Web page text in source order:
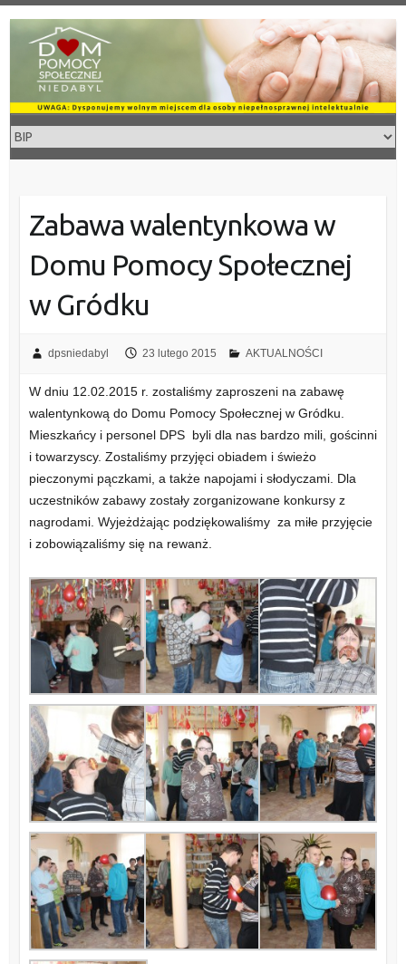
content
Zabawa walentynkowa w
Domu Pomocy Społecznej
w Gródku
dpsniedabyl 23 lutego 2015 AKTUALNOŚCI
W dniu 12.02.2015 r. zostaliśmy zaproszeni na zabawę
walentynkową do Domu Pomocy Społecznej w Gródku.
Mieszkańcy i personel DPS byli dla nas bardzo mili, gościnni
i towarzyscy. Zostaliśmy przyjęci obiadem i świeżo
pieczonymi pączkami, a także napojami i słodyczami. Dla
uczestników zabawy zostały zorganizowane konkursy z
nagrodami. Wyjeżdżając podziękowaliśmy za miłe przyjęcie
i zobowiązaliśmy się na rewanż.